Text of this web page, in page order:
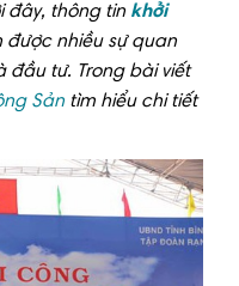
đây, thông tin khởi
được nhiều sự quan
tư. Trong bài viết
Sản tìm hiểu chi tiết